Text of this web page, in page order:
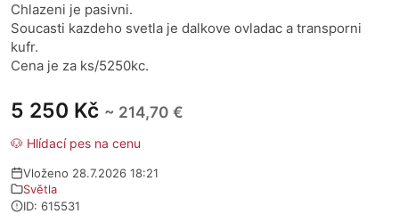
5 250 Kč ~ 214,70 €
🐶 Hlídací pes na cenu
Vloženo 28.7.2026 18:21
Světla
ID: 615531
Chlazeni je pasivni.
Soucasti kazdeho svetla je dalkove ovladac a transporni
kufr.
Cena je za ks/5250kc.